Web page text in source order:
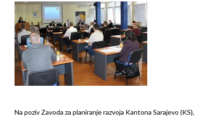
Na poziv Zavoda za planiranje razvoja Kantona Sarajevo (KS),